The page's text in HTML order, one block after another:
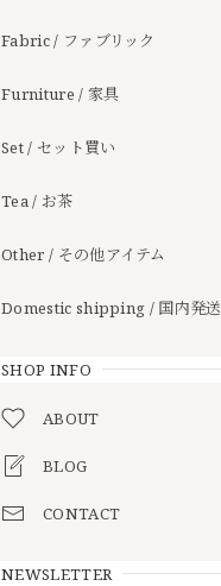
Fabric / ファブリック
Furniture / 家具
Set / セット買い
Tea / お茶
Other / その他アイテム
Domestic shipping / 国内発送
SHOP INFO
ABOUT
BLOG
CONTACT
NEWSLETTER